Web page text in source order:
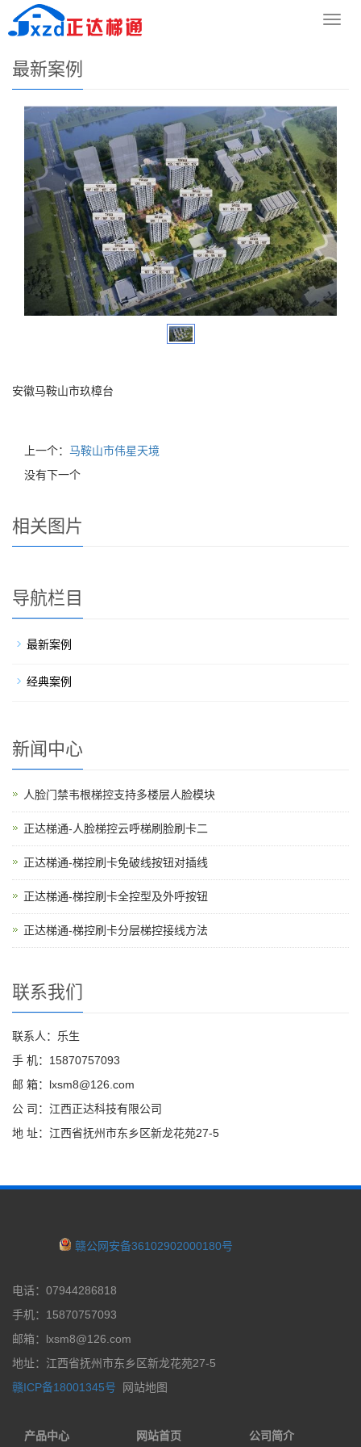
导
您的位置： 网站首页>
最新案例
安徽马鞍山市玖樟台
上一个： 马鞍山市伟星天境
没有下一个
相关图片
导航栏目
最新案例
经典案例
新闻中心
人脸门禁韦根梯控支持多楼层人脸模块
正达梯通-人脸梯控云呼梯刷脸刷卡二
正达梯通-梯控刷卡免破线按钮对插线
正达梯通-梯控刷卡全控型及外呼按钮
正达梯通-梯控刷卡分层梯控接线方法
联系我们
联系人：乐生
手 机：15870757093
邮 箱：lxsm8@126.com
公 司：江西正达科技有限公司
地 址：江西省抚州市东乡区新龙花苑27-5
赣公网安备36102902000180号
电话：07944286818
手机：15870757093
邮箱：lxsm8@126.com
地址：江西省抚州市东乡区新龙花苑27-5
赣ICP备18001345号
网站地图
产品中心 网站首页 公司简介